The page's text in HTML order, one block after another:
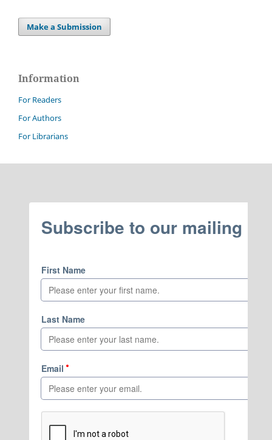
Make a Submission
Information
For Readers
For Authors
For Librarians